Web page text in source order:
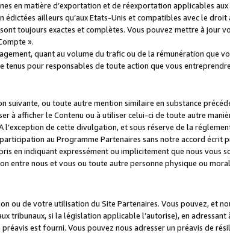
en matière d’exportation et de réexportation applicables
ailleurs qu’aux Etats-Unis et compatibles avec le
toujours exactes et complètes. Vous pouvez mettre à jour
».
quant au volume du trafic ou de la rémunération que
tenus pour responsables de toute action que vous
ou toute autre mention similaire en substance
à afficher le Contenu ou à utiliser celui-ci de toute autre
l’exception de cette divulgation, et sous réserve de la
au Programme Partenaires sans notre accord écrit
en indiquant expressément ou implicitement que nous vous
entre nous et vous ou toute autre personne physique ou
ou de votre utilisation du Site Partenaires. Vous pouvez, et
tribunaux, si la législation applicable l’autorise), en
est fourni. Vous pouvez nous adresser un préavis de